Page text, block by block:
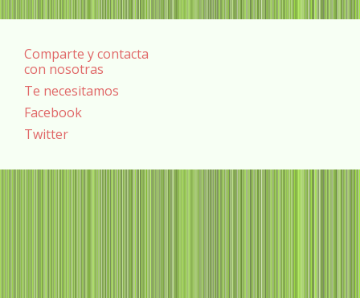
Comparte y contacta
con nosotras
Te necesitamos
Facebook
Twitter